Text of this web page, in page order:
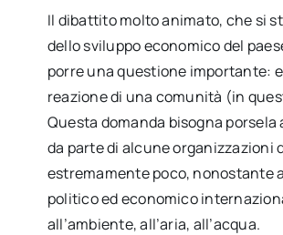
Il dibattito molto animato, che si
dello sviluppo economico del
porre una questione importante:
reazione di una comunità (in
Questa domanda bisogna
da parte di alcune organizzazioni
estremamente poco, nonostante
politico ed economico
all’ambiente, all’aria, all’acqua.